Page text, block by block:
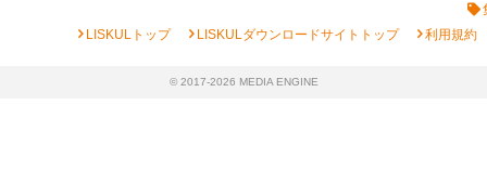
chevron_rightLISKULトップ chevron_rightLISKULダウンロードサイトトップ chevron_right利用規約
© 2017-2026 MEDIA ENGINE